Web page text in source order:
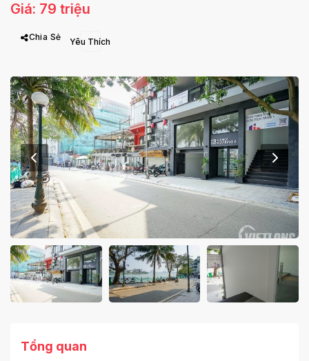
Giá: 79 triệu
Chia Sẻ
Tổng quan